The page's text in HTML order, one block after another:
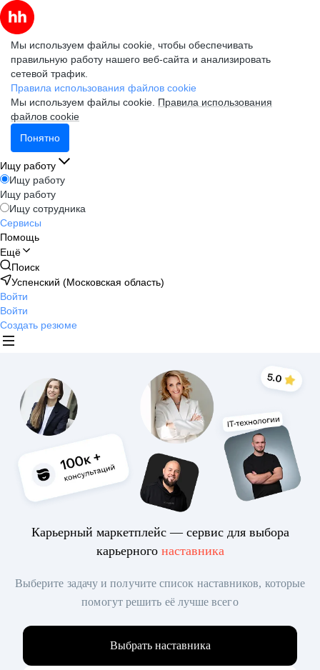
Мы используем файлы cookie, чтобы обеспечивать
правильную работу нашего веб-сайта и анализировать
сетевой трафик.
Правила использования файлов cookie
Мы используем файлы cookie. Правила использования
файлов cookie
Понятно
Ищу работу
Ищу работу
Ищу работу
Ищу сотрудника
Сервисы
Помощь
Ещё
Поиск
Успенский (Московская область)
Войти
Войти
Создать резюме
Карьерный маркетплейс — сервис для выбора
карьерного наставника
Выберите задачу и получите список наставников, которые
помогут решить её лучше всего
Выбрать наставника